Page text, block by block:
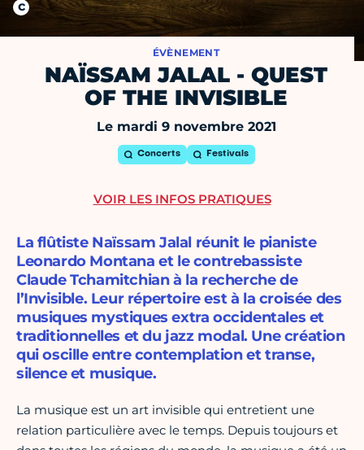
ÉVÈNEMENT
NAÏSSAM JALAL - QUEST
OF THE INVISIBLE
Le mardi 9 novembre 2021
Concerts Festivals
La flûtiste Naïssam Jalal réunit le pianiste
Leonardo Montana et le contrebassiste
Claude Tchamitchian à la recherche de
l’Invisible. Leur répertoire est à la croisée des
musiques mystiques extra occidentales et
traditionnelles et du jazz modal. Une création
qui oscille entre contemplation et transe,
silence et musique.
La musique est un art invisible qui entretient une
relation particulière avec le temps. Depuis toujours et
VOIR LES INFOS PRATIQUES